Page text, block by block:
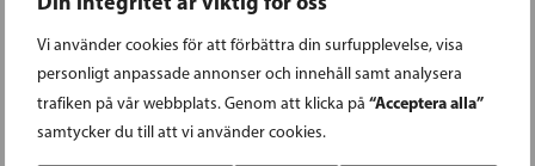
Vi använder cookies för att förbättra din surfupplevelse, visa
personligt anpassade annonser och innehåll samt analysera
trafiken på vår webbplats. Genom att klicka på “Acceptera alla”
samtycker du till att vi använder cookies.